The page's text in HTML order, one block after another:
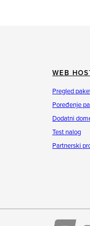
WEB
Pregled
Poređenje
Dodatni
Test nalog
Partnerski